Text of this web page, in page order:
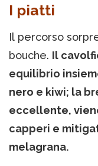
I piatti
Il percorso
bouche. Il
equilibrio
nero e kiwi; la
eccellente,
capperi e
melagrana.